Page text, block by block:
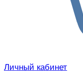
Личный кабинет